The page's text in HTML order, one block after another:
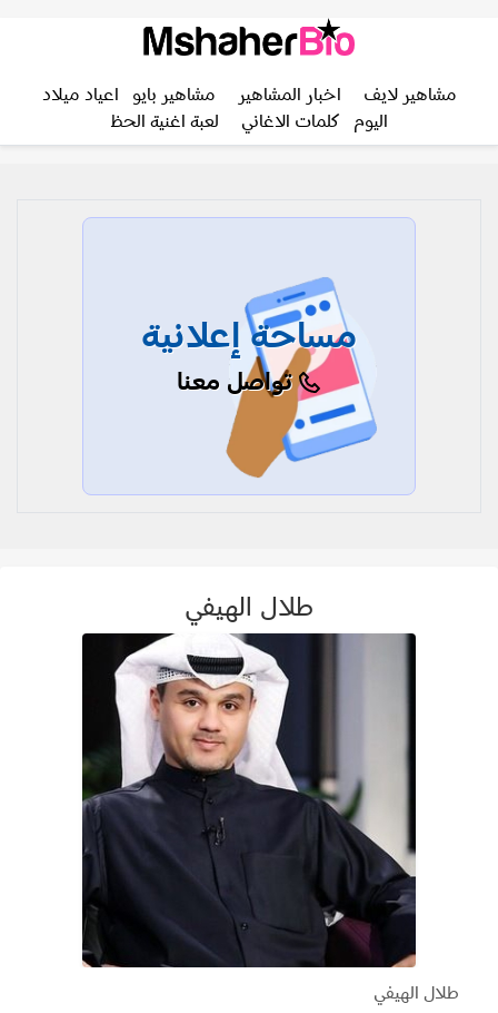
مشاهير لايف اخبار المشاهير مشاهير بايو
اعياد ميلاد
اليوم
كلمات الاغاني لعبة اغنية الحظ
مساحة إعلانية
تواصل معنا
طلال الهيفي
طلال الهيفي